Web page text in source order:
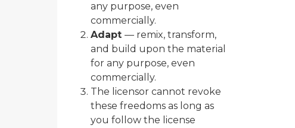
any purpose, even
commercially.
Adapt — remix, transform,
and build upon the material
for any purpose, even
commercially.
The licensor cannot revoke
these freedoms as long as
you follow the license